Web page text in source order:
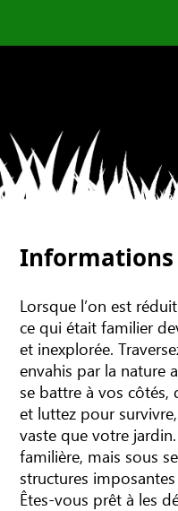
Informations
Lorsque l’on est
ce qui était familier
et inexplorée.
envahis par la nature
se battre à vos côtés,
et luttez pour
vaste que votre
familière, mais sous
structures
Êtes-vous prêt à les